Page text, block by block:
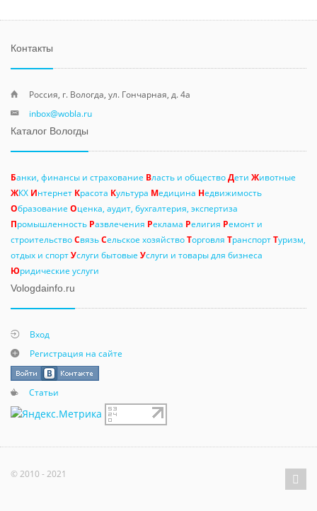
Контакты
Россия, г. Вологда, ул. Гончарная, д. 4а
inbox@wobla.ru
Каталог Вологды
Банки, финансы и страхование Власть и обществоДети Животные
ЖКХ Интернет Красота Культура Медицина Недвижимость
Образование Оценка, аудит, бухгалтерия, экспертиза
Промышленность Развлечения Реклама Религия Ремонт и
строительствоСвязьСельское хозяйствоТорговля ТранспортТуризм,
отдых и спортУслуги бытовые Услуги и товары для бизнеса
Юридические услуги
Vologdainfo.ru
Вход
Регистрация на сайте
Статьи
© 2010 - 2021